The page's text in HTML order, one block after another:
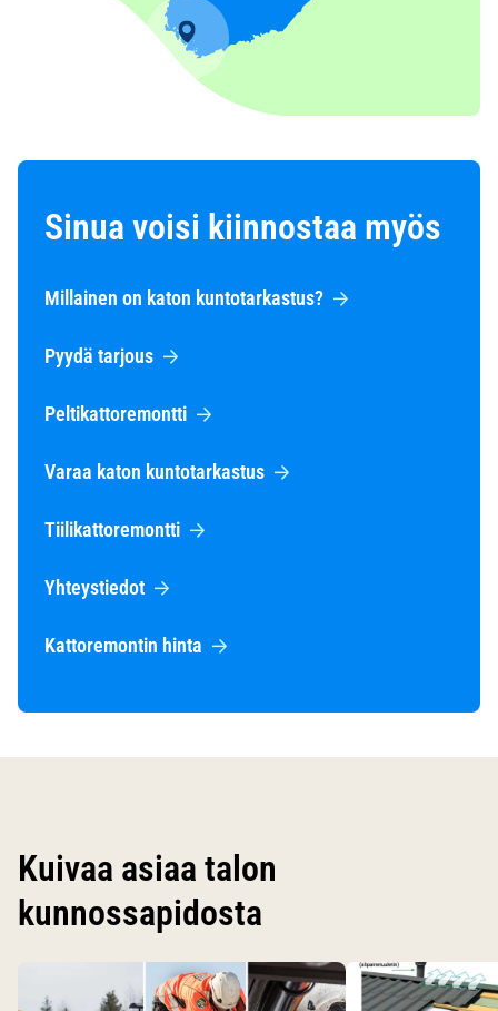
Sinua voisi kiinnostaa myös
Millainen on katon kuntotarkastus?
Pyydä tarjous
Peltikattoremontti
Varaa katon kuntotarkastus
Tiilikattoremontti
Yhteystiedot
Kattoremontin hinta
Kuivaa asiaa talon
kunnossapidosta
Käytä nuolinäppäimiä siirtyäksesi karusellin diojen välillä.